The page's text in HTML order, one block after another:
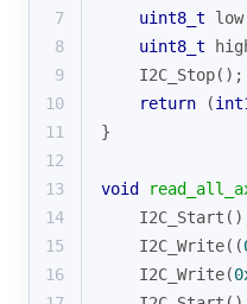
7
uint8_t low
8
uint8_t
9
    I2C_Stop();
10
return (
11
}
12
13
void
14
15
    I2C_Write((
16
    I2C_Write(